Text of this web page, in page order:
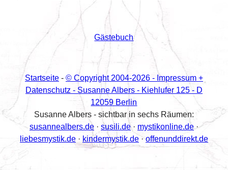
Gästebuch
Startseite- © Copyright 2004-2026 - Impressum +
Datenschutz - Susanne Albers - Kiehlufer 125 - D
12059 Berlin
Susanne Albers - sichtbar in sechs Räumen:
susannealbers.de· susili.de· mystikonline.de·
liebesmystik.de· kindermystik.de· offenunddirekt.de